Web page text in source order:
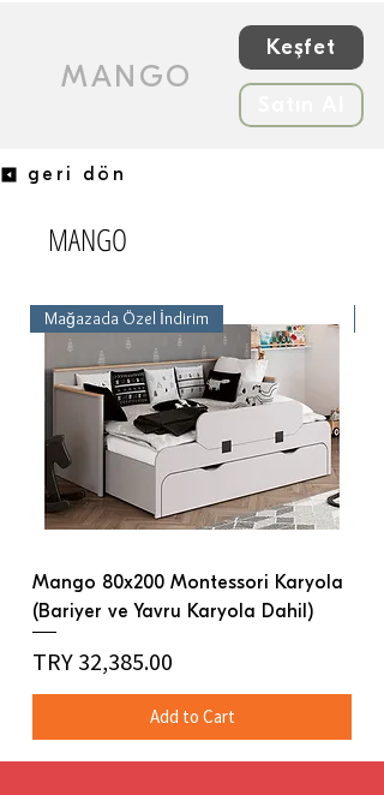
Keşfet
MANGO
geri dön
MANGO
Mağazada Özel İndirim
Mango 80x200 Montessori Karyola
(Bariyer ve Yavru Karyola Dahil)
Price
TRY 32,385.00
Add to Cart